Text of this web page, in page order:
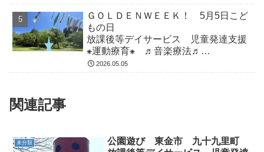
ＧＯＬＤＥＮＷＥＥＫ！ 5月5日こど
もの日
放課後等デイサービス 児童発達支援
⁕運動療育⁕ ♬音楽療法♬
東金市 九十九里町 山武市
2026.05.05
関連記事
未分類
公園遊び 東金市 九十九里町